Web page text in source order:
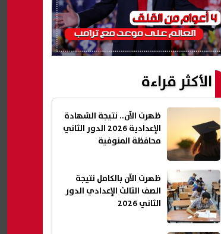
الأكثر قراءة
ظهرت الآن.. نتيجة الشهادة
الإعدادية 2026 الدور الثاني
محافظة المنوفية
ظهرت الآن بالكامل نتيجة
الصف الثالث الإعدادي الدور
الثاني 2026